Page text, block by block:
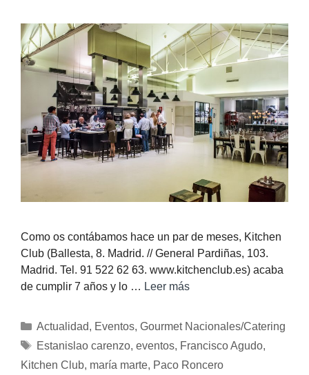
Como os contábamos hace un par de meses, Kitchen
Club (Ballesta, 8. Madrid. // General Pardiñas, 103.
Madrid. Tel. 91 522 62 63. www.kitchenclub.es) acaba
de cumplir 7 años y lo … Leer más
Actualidad, Eventos, Gourmet Nacionales/Catering
Estanislao carenzo, eventos, Francisco Agudo,
Kitchen Club, maría marte, Paco Roncero